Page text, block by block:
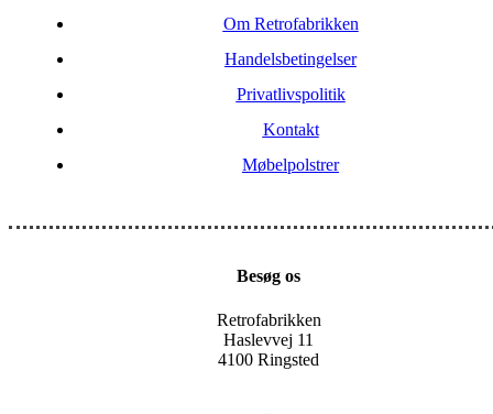
Om Retrofabrikken
Handelsbetingelser
Privatlivspolitik
Kontakt
Møbelpolstrer
Besøg os
Retrofabrikken
Haslevvej 11
4100 Ringsted